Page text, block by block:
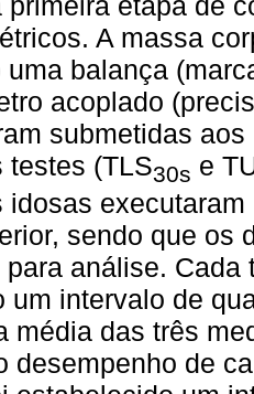
A massa
uma balança
acoplado
submetidas
testes (TLS30s e
idosas
sendo que os
análise.
um intervalo de
média das três
desempenho de